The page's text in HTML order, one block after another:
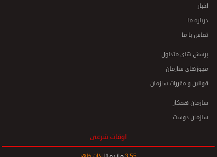
اخبار
درباره ما
تماس با ما
پرسش های متداول
مجوزهای سازمان
قوانین و مقررات سازمان
سازمان همکار
سازمان دوست
اوقات شرعی